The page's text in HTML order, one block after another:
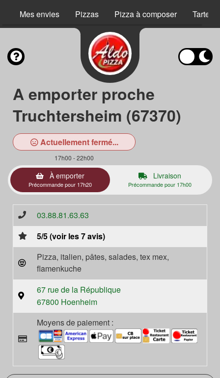
Mes envies Pizzas Pizza à composer Tartes
A emporter proche
Truchtersheim (67370)
Actuellement fermé...
17h00 - 22h00
À emporter
Précommande pour 17h20
Livraison
Précommande pour 17h00
03.88.81.63.63
5/5 (voir les 7 avis)
Pizza, italien, pâtes, salades, tex mex,
flamenkuche
67 rue de la République
67800 Hoenheim
Moyens de paiement :